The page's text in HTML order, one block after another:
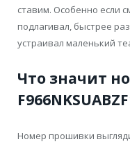
ставим. Особенно если
подлагивал, быстрее
устраивал маленький
Что значит
Номер прошивки